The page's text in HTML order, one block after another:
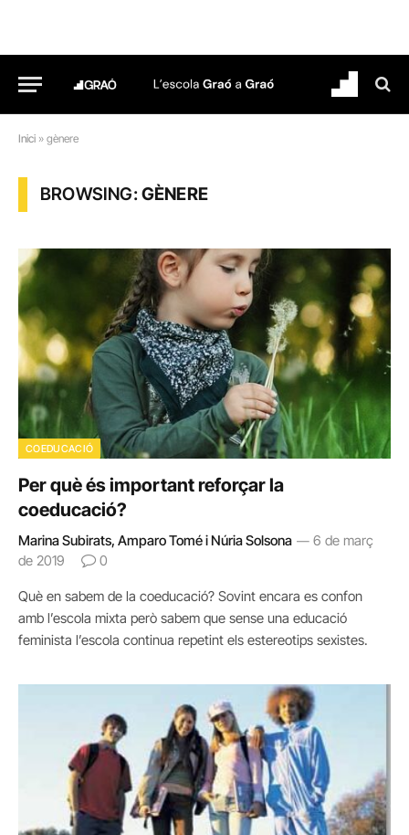
Inici » gènere
BROWSING:GÈNERE
COEDUCACIÓ
Per què és important reforçar la
coeducació?
Marina Subirats, Amparo Tomé i Núria Solsona
6 de març
de 2019
0
Què en sabem de la coeducació? Sovint encara es confon
amb l’escola mixta però sabem que sense una educació
feminista l’escola continua repetint els estereotips sexistes.